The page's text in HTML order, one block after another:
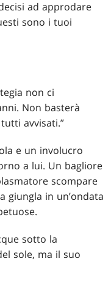
ad approdare
sono i tuoi
non ci
Non basterà
avvisati.”
e un involucro
a lui. Un bagliore
scompare
giungla in un’ondata
sotto la
sole, ma il suo